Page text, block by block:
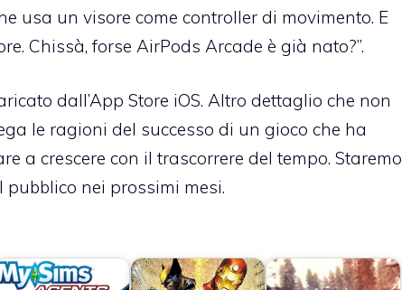
usa un visore come controller di movimento. E
Chissà, forse AirPods Arcade è già nato?”.
dall’App Store iOS. Altro dettaglio che non
le ragioni del successo di un gioco che ha
a crescere con il trascorrere del tempo. Staremo
nei prossimi mesi.